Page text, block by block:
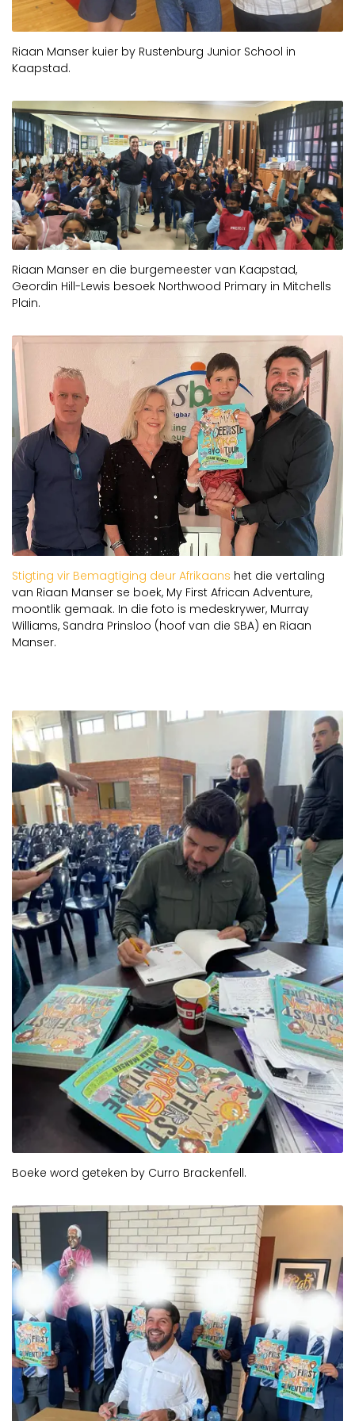
Videos
Webinare
Kontak Ons
Riaan Manser kuier by Rustenburg Junior School in
Kaapstad.
Riaan Manser en die burgemeester van Kaapstad,
Geordin Hill-Lewis besoek Northwood Primary in Mitchells
Plain.
Stigting vir Bemagtiging deur Afrikaans het die vertaling
van Riaan Manser se boek, My First African Adventure,
moontlik gemaak. In die foto is medeskrywer, Murray
Williams, Sandra Prinsloo (hoof van die SBA) en Riaan
Manser.
Boeke word geteken by Curro Brackenfell.